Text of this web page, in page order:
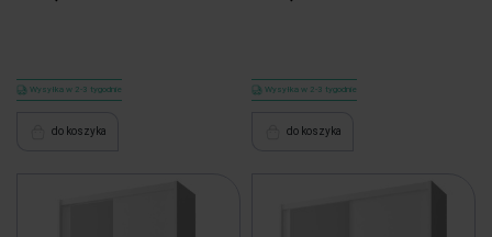
Wysyłka w 2-3 tygodnie
do koszyka
Wysyłka w 2-3 tygodnie
do koszyka